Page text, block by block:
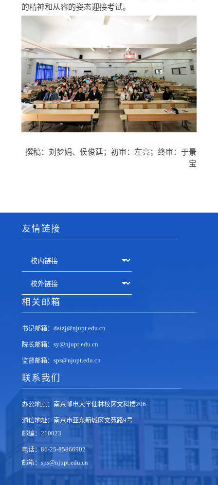
的精神和从容的姿态迎接考试。
撰稿：刘梦娟、侯俊廷；初审：左亮；终审：于景
宝
友情链接
相关邮箱
书记邮箱：daizj@njupt.edu.cn
院长邮箱：sy@njupt.edu.cn
监督邮箱：sps@njupt.edu.cn
联系我们
办公地点：南京邮电大学仙林校区文科楼206
通信地址：南京市亚东新城区文苑路9号
邮编：210023
电话：86-25-85866902
邮箱：sps@njupt.edu.cn